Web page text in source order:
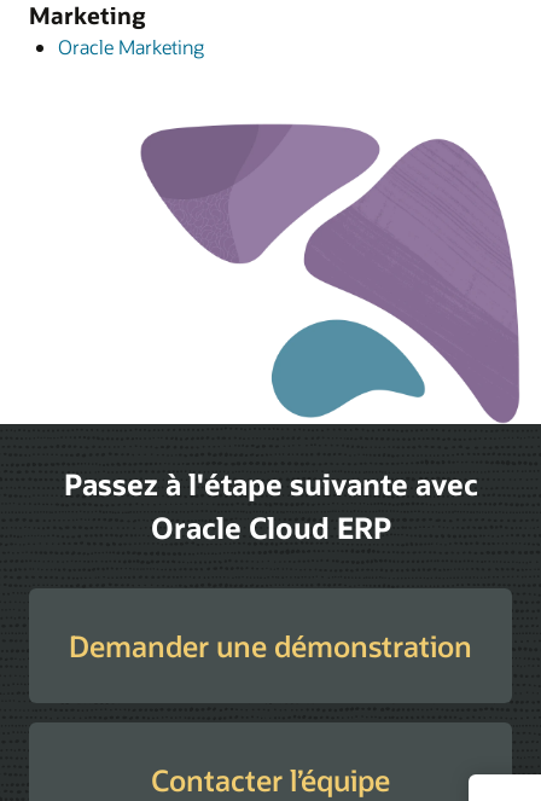
Marketing
Oracle Marketing
Passez à l'étape suivante avec
Oracle Cloud ERP
Demander une démonstration
Contacter l’équipe